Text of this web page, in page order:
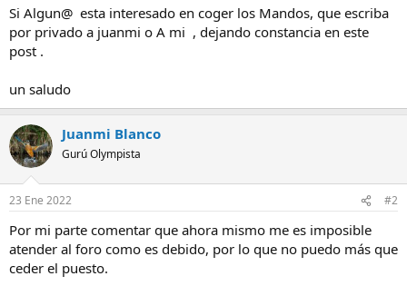
Si Algun@ esta interesado en coger los Mandos, que escriba
por privado a juanmi o A mi , dejando constancia en este
post .
un saludo
Juanmi Blanco
Gurú Olympista
23 Ene 2022 #2
Por mi parte comentar que ahora mismo me es imposible
atender al foro como es debido, por lo que no puedo más que
ceder el puesto.